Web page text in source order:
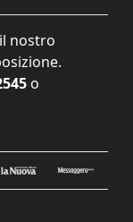
nostro
o